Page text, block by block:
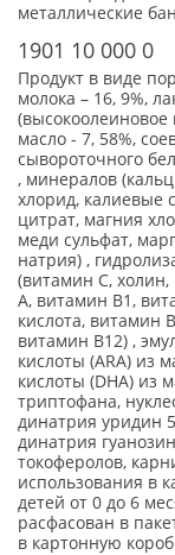
металлические
1901 10 000 0
Продукт в виде
молока – 16, 9%,
(высокоолеиновое
масло - 7, 58%,
сывороточного
, минералов
хлорид, калиевые
цитрат, магния
меди сульфат,
натрия) ,
(витамин С,
А, витамин В1,
кислота, витамин
витамин В12) ,
кислоты (ARA) из
кислоты (DHA) из
триптофана,
динатрия уридин
динатрия
токоферолов,
использования в
детей от 0 до 6
расфасован в
в картонную